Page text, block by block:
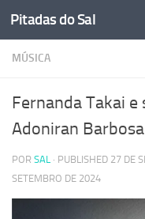
Skip to content
Pitadas do Sal
MÚSICA
Fernanda Takai e
Adoniran
POR SAL · PUBLISHED 27 DE
SETEMBRO DE 2024